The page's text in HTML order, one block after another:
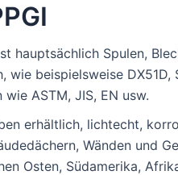
hauptsächlich Spulen,
beispielsweise DX51D,
ASTM, JIS, EN usw.
erhältlich, lichtecht,
Wänden und
Osten, Südamerika,